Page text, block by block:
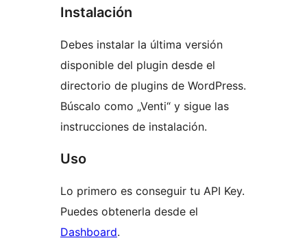
Instalación
Debes instalar la última versión
disponible del plugin desde el
directorio de plugins de WordPress.
Búscalo como „Venti“ y sigue las
instrucciones de instalación.
Uso
Lo primero es conseguir tu API Key.
Puedes obtenerla desde el
Dashboard.